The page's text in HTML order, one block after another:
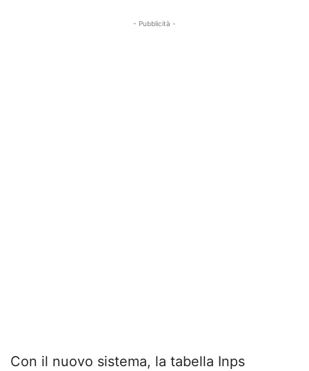
- Pubblicità -
Con il nuovo sistema, la tabella Inps